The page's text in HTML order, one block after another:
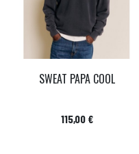
SWEAT PAPA COOL
Prix
115,00 €